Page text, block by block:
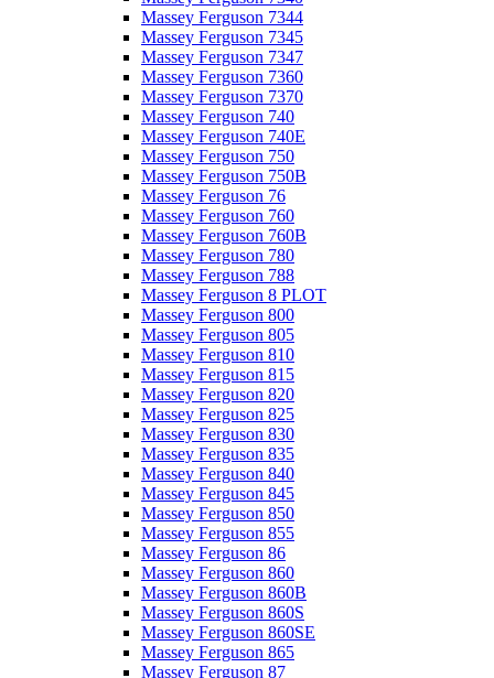
Massey Ferguson 7344
Massey Ferguson 7345
Massey Ferguson 7347
Massey Ferguson 7360
Massey Ferguson 7370
Massey Ferguson 740
Massey Ferguson 740E
Massey Ferguson 750
Massey Ferguson 750B
Massey Ferguson 76
Massey Ferguson 760
Massey Ferguson 760B
Massey Ferguson 780
Massey Ferguson 788
Massey Ferguson 8 PLOT
Massey Ferguson 800
Massey Ferguson 805
Massey Ferguson 810
Massey Ferguson 815
Massey Ferguson 820
Massey Ferguson 825
Massey Ferguson 830
Massey Ferguson 835
Massey Ferguson 840
Massey Ferguson 845
Massey Ferguson 850
Massey Ferguson 855
Massey Ferguson 86
Massey Ferguson 860
Massey Ferguson 860B
Massey Ferguson 860S
Massey Ferguson 860SE
Massey Ferguson 865
Massey Ferguson 87